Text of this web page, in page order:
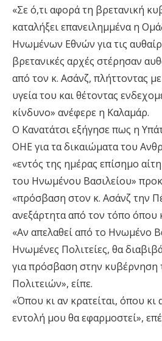
«Σε ό,τι αφορά τη βρετανική
καταλήξει επανειλημμένα η
Ηνωμένων Εθνών για τις
βρετανικές αρχές στέρησαν
από τον κ. Ασάνζ, πλήττοντας
υγεία του και θέτοντας
κίνδυνο» ανέφερε η Καλαμάρ.
Ο Κανατάτσι εξήγησε πως η
ΟΗΕ για τα δικαιώματα του
«εντός της ημέρας επίσημο
του Ηνωμένου Βασιλείου»
«πρόσβαση στον κ. Ασάνζ την
ανεξάρτητα από τον τόπο όπου
«Αν απελαθεί από το Ηνωμένο
Ηνωμένες Πολιτείες, θα
για πρόσβαση στην
Πολιτειών», είπε.
«Όπου κι αν κρατείται, όπου κι
εντολή μου θα εφαρμοστεί»,